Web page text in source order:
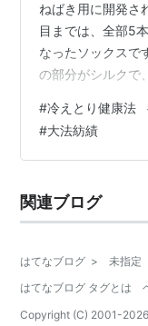
ねばき用に開発さ
目までは、全部5
なったソックスで
の部分がシルクで
効果があります。
とてもふわふわモ
なんともいえませ
重ねばきします！
が一番先で、次
#冷えとり健康法
#大法紡績
関連ブログ
はてなブログ > 未指定
はてなブログ タグとは
Copyright (C) 2001-2026